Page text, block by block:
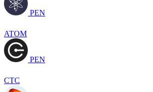
PEN
ATOM
PEN
CTC